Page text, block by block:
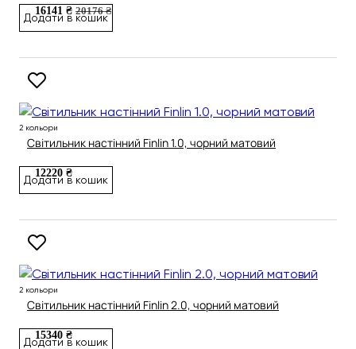
16141 ₴ 20176 ₴
Додати в кошик
2 кольори
Світильник настінний Finlin 1.0, чорний матовий
12220 ₴
Додати в кошик
2 кольори
Світильник настінний Finlin 2.0, чорний матовий
15340 ₴
Додати в кошик